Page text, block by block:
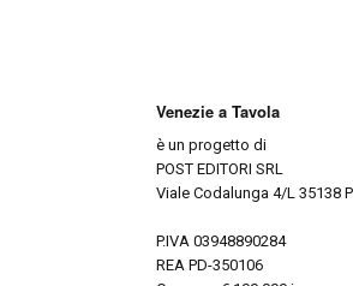
Venezie a Tavola
è un progetto di
POST EDITORI SRL
Viale Codalunga 4/L 35138
P.IVA 03948890284
REA PD-350106